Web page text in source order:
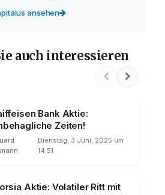
ansehen
auch interessieren
Bank Aktie:
Zeiten!
Dienstag, 3 Juni, 2025 um
14:51
Aktie: Volatiler Ritt mit